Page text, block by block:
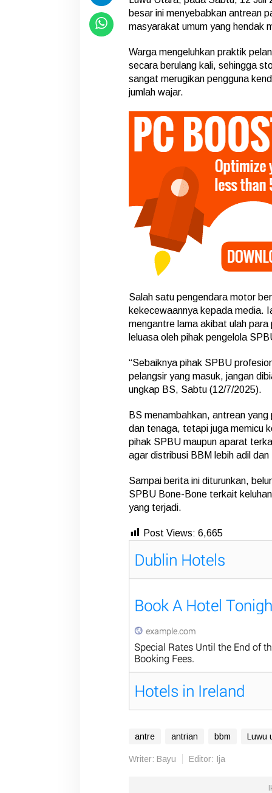
a
r
a
R
s
a
besar ini menyebabkan antrean
masyarakat umum yang hendak
Warga mengeluhkan praktik
secara berulang kali, sehingga
sangat merugikan pengguna
jumlah wajar.
Salah satu pengendara motor
kekecewaannya kepada media.
mengantre lama akibat ulah
leluasa oleh pihak pengelola
“Sebaiknya pihak SPBU
pelangsir yang masuk, jangan
ungkap BS, Sabtu (12/7/2025).
BS menambahkan, antrean
dan tenaga, tetapi juga memicu
pihak SPBU maupun aparat
agar distribusi BBM lebih adil
Sampai berita ini diturunkan,
SPBU Bone-Bone terkait
yang terjadi.
Post Views: 6,665
antre antrian bbm Luwu
Writer: Bayu Editor: Ija